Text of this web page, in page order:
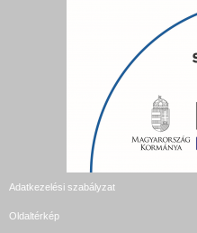
Adatkezelési szabályzat
Oldaltérkép